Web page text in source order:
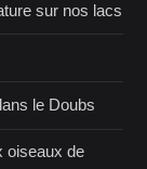
sur nos lacs
le Doubs
oiseaux de